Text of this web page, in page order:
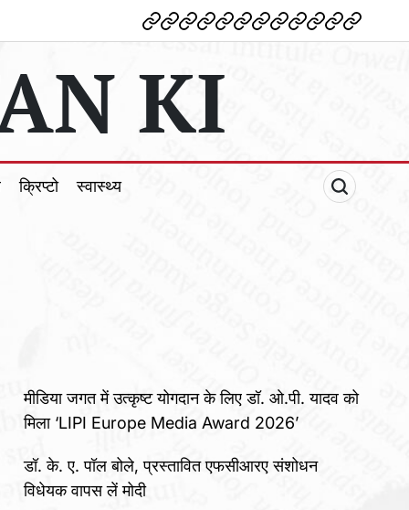
देश विदेशपोलटिकल
मनोरंजन
शिक्षाटेक्नोलॉजी
व्यापारक्राइम
धर्म खेलक्रिप्टोस्वास्थ्य
KI
क्रिप्टो स्वास्थ्य
मीडिया जगत में उत्कृष्ट योगदान के लिए डॉ. ओ.पी. यादव को
मिला ‘LIPI Europe Media Award 2026’
डॉ. के. ए. पॉल बोले, प्रस्तावित एफसीआरए संशोधन
विधेयक वापस लें मोदी